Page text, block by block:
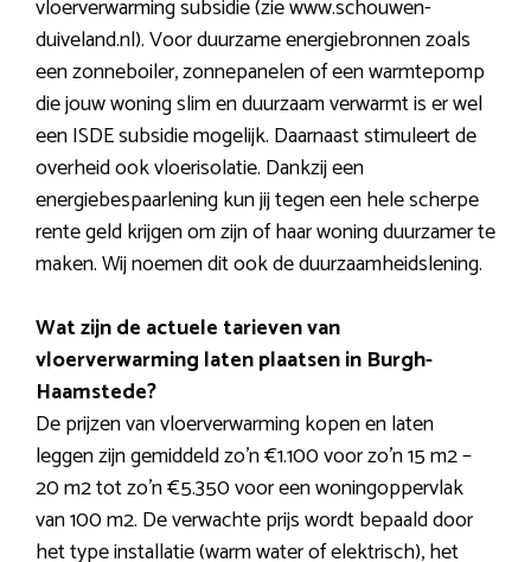
vloerverwarming subsidie (zie www.schouwen-
duiveland.nl). Voor duurzame energiebronnen zoals
een zonneboiler, zonnepanelen of een warmtepomp
die jouw woning slim en duurzaam verwarmt is er wel
een ISDE subsidie mogelijk. Daarnaast stimuleert de
overheid ook vloerisolatie. Dankzij een
energiebespaarlening kun jij tegen een hele scherpe
rente geld krijgen om zijn of haar woning duurzamer te
maken. Wij noemen dit ook de duurzaamheidslening.
Wat zijn de actuele tarieven van
vloerverwarming laten plaatsen in Burgh-
Haamstede?
De prijzen van vloerverwarming kopen en laten
leggen zijn gemiddeld zo’n €1.100 voor zo’n 15 m2 –
20 m2 tot zo’n €5.350 voor een woningoppervlak
van 100 m2. De verwachte prijs wordt bepaald door
het type installatie (warm water of elektrisch), het